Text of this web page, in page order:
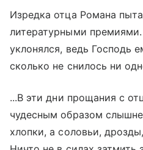
Изредка отца Романа
литературными
уклонялся, ведь Господь
сколько не снилось ни
...В эти дни прощания с
чудесным образом
хлопки, а соловьи,